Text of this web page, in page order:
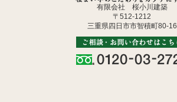
有限会社 桜小川建築
〒512-1212
三重県四日市市智積町80-16